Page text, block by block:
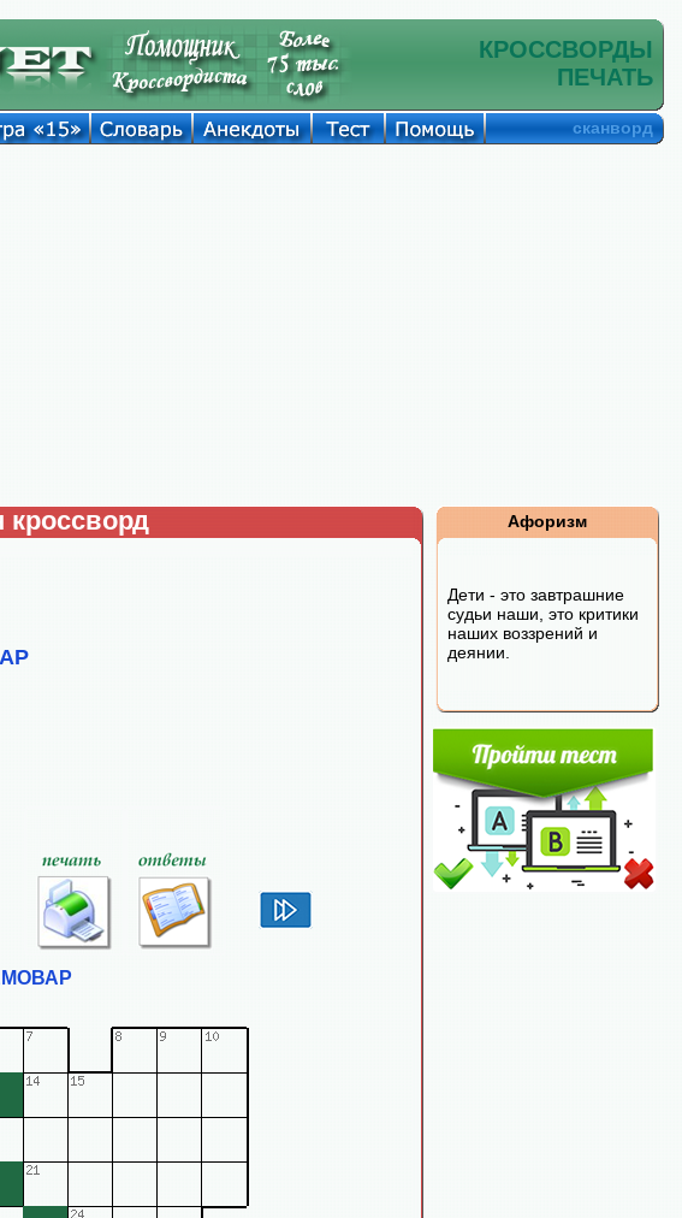
КРОССВОРДЫ
ПЕЧАТЬ
сканворд
кроссворд Афоризм
Дети - это завтрашние
судьи наши, это критики
наших воззрений и
деянии.